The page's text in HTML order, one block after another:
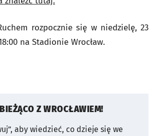
rozpocznie się w niedzielę, 23
na Stadionie Wrocław.
Z WROCŁAWIEM!
aby wiedzieć, co dzieje się we